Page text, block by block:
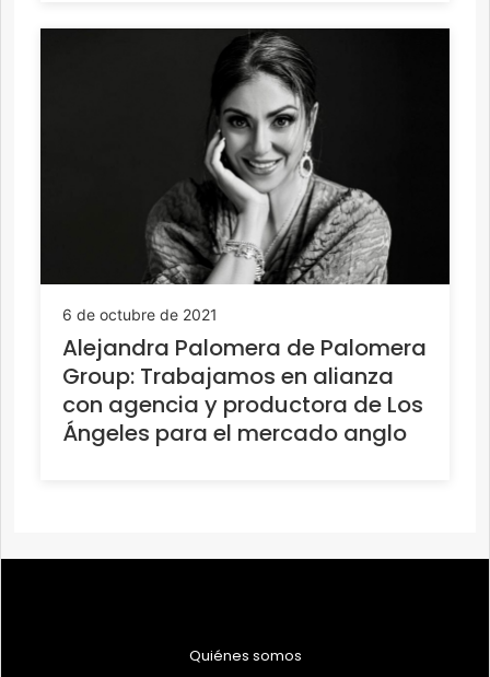
6 de octubre de 2021
Alejandra Palomera de Palomera
Group: Trabajamos en alianza
con agencia y productora de Los
Ángeles para el mercado anglo
Quiénes somos